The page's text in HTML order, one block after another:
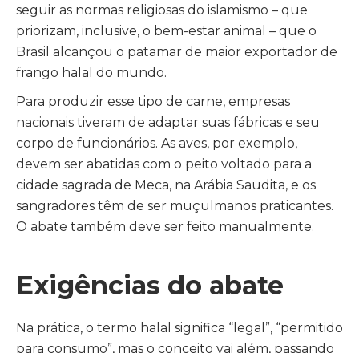
seguir as normas religiosas do islamismo – que
priorizam, inclusive, o bem-estar animal – que o
Brasil alcançou o patamar de maior exportador de
frango halal do mundo.
Para produzir esse tipo de carne, empresas
nacionais tiveram de adaptar suas fábricas e seu
corpo de funcionários. As aves, por exemplo,
devem ser abatidas com o peito voltado para a
cidade sagrada de Meca, na Arábia Saudita, e os
sangradores têm de ser muçulmanos praticantes.
O abate também deve ser feito manualmente.
Exigências do abate
Na prática, o termo halal significa “legal”, “permitido
para consumo”, mas o conceito vai além, passando